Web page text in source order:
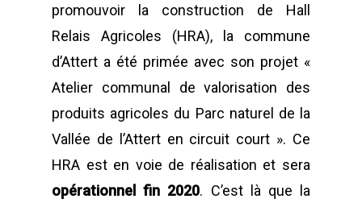
promouvoir la construction de Hall
Relais Agricoles (HRA), la commune
d’Attert a été primée avec son projet «
Atelier communal de valorisation des
produits agricoles du Parc naturel de la
Vallée de l’Attert en circuit court ». Ce
HRA est en voie de réalisation et sera
opérationnel fin 2020. C’est là que la